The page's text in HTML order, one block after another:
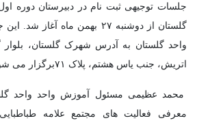
جلسات توجیهی ثبت نام در دبیرستان دوره
گلستان از دوشنبه ۲۷ بهمن ماه
واحد گلستان به آدرس شهرک گلستان، بلوار
اتریش، جنب یاس هشتم، پلاک ۷۱برگزار می شود.
محمد عظیمی مسئول آموزش واحد واحد
معرفی فعالیت های مجتمع علامه